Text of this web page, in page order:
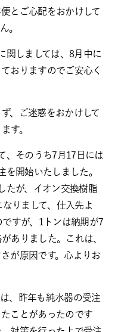
とご心配をおかけして
。
関しましては、8月中に
おりますのでご安心く
、ご迷惑をおかけして
す。
、そのうち7月17日には
を開始いたしました。
たが、イオン交換樹脂
りまして、仕入先よ
すが、1トンは納期が7
ありました。これは、
が原因です。心よりお
、昨年も純水器の受注
ことがあったのです